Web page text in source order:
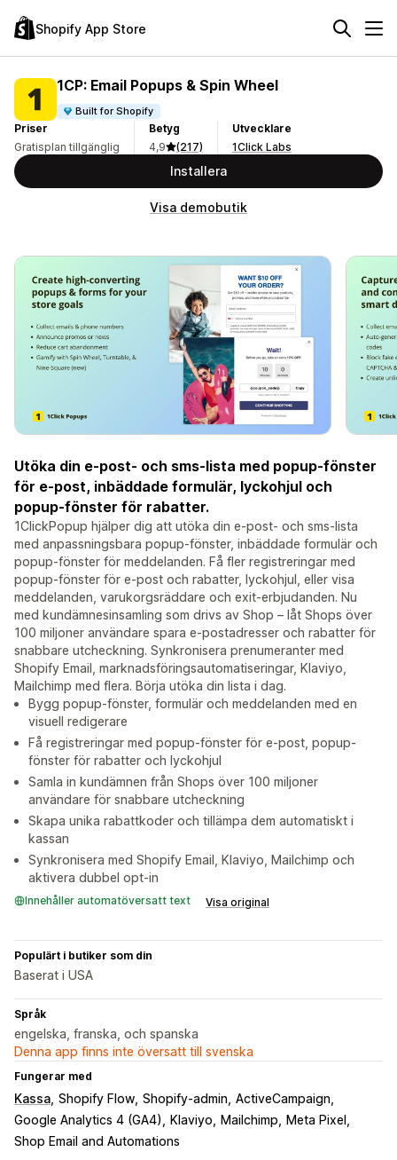
Shopify App Store
1CP: Email Popups & Spin Wheel
Built for Shopify
Priser
Gratisplan tillgänglig
Betyg
4,9
(217)
Utvecklare
1Click Labs
Installera
Visa demobutik
Utöka din e-post- och sms-lista med popup-fönster
för e-post, inbäddade formulär, lyckohjul och
popup-fönster för rabatter.
1ClickPopup hjälper dig att utöka din e-post- och sms-lista
med anpassningsbara popup-fönster, inbäddade formulär och
popup-fönster för meddelanden. Få fler registreringar med
popup-fönster för e-post och rabatter, lyckohjul, eller visa
meddelanden, varukorgsräddare och exit-erbjudanden. Nu
med kundämnesinsamling som drivs av Shop – låt Shops över
100 miljoner användare spara e-postadresser och rabatter för
snabbare utcheckning. Synkronisera prenumeranter med
Shopify Email, marknadsföringsautomatiseringar, Klaviyo,
Mailchimp med flera. Börja utöka din lista i dag.
Bygg popup-fönster, formulär och meddelanden med en
visuell redigerare
Få registreringar med popup-fönster för e-post, popup-
fönster för rabatter och lyckohjul
Samla in kundämnen från Shops över 100 miljoner
användare för snabbare utcheckning
Skapa unika rabattkoder och tillämpa dem automatiskt i
kassan
Synkronisera med Shopify Email, Klaviyo, Mailchimp och
aktivera dubbel opt-in
Innehåller automatöversatt text Visa original
Populärt i butiker som din
Baserat i USA
Språk
engelska, franska, och spanska
Denna app finns inte översatt till svenska
Fungerar med
Kassa Shopify Flow Shopify-admin ActiveCampaign
Google Analytics 4 (GA4)
Klaviyo Mailchimp
Meta Pixel
Shop Email and Automations